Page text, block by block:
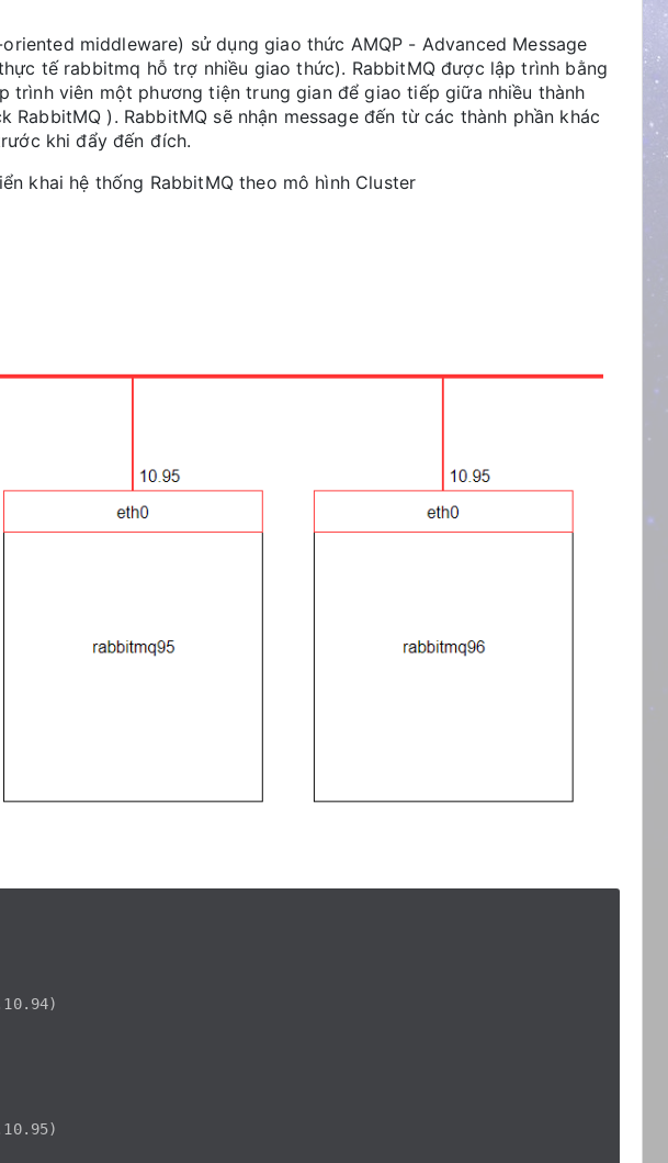
middleware) sử dụng giao thức AMQP - Advanced Message
tế rabbitmq hỗ trợ nhiều giao thức). RabbitMQ được lập trình bằng
trình viên một phương tiện trung gian để giao tiếp giữa nhiều thành
). RabbitMQ sẽ nhận message đến từ các thành phần khác
khi đẩy đến đích.
khai hệ thống RabbitMQ theo mô hình Cluster